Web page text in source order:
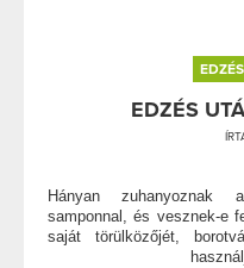
EDZÉS
EDZÉS
Hányan zuhanyoznak
samponnal, és vesznek-e
saját törülközőjét,